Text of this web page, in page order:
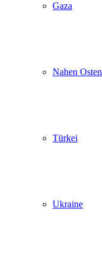
Gaza
Nahen Osten
Türkei
Ukraine